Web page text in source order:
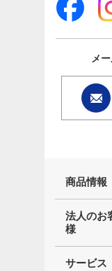
メ
商品情報
法人のお
様
サービス